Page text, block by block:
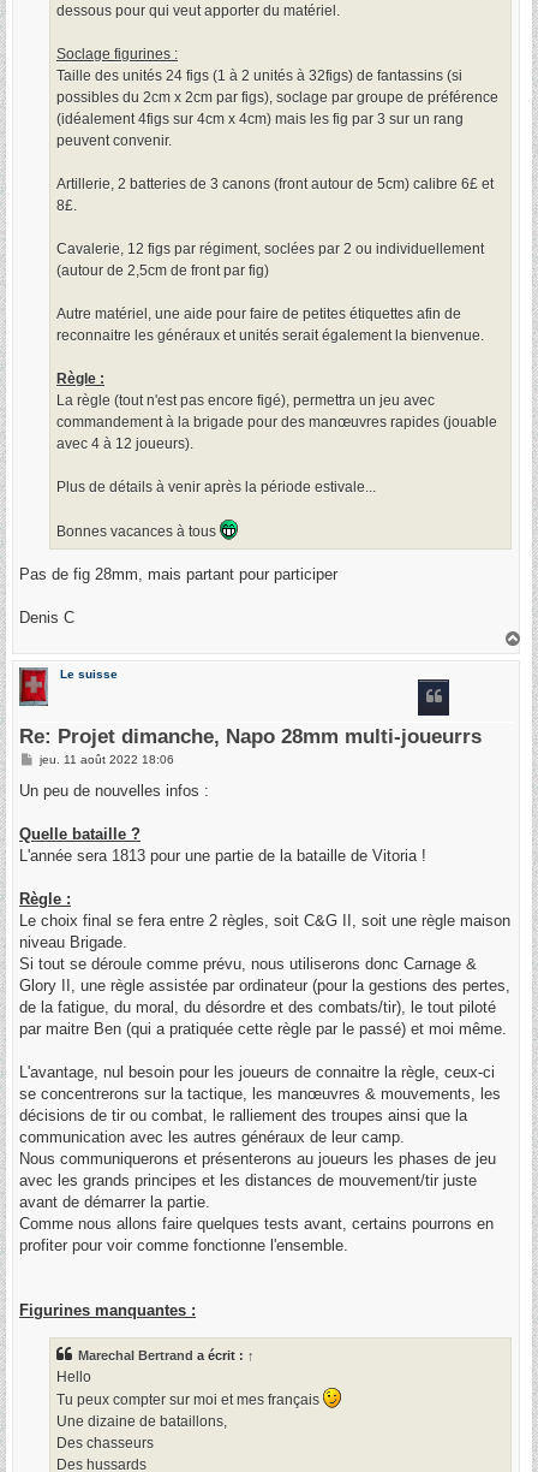
dessous pour qui veut apporter du matériel.
Soclage figurines :
Taille des unités 24 figs (1 à 2 unités à 32figs) de fantassins (si
possibles du 2cm x 2cm par figs), soclage par groupe de préférence
(idéalement 4figs sur 4cm x 4cm) mais les fig par 3 sur un rang
peuvent convenir.
Artillerie, 2 batteries de 3 canons (front autour de 5cm) calibre 6£ et
8£.
Cavalerie, 12 figs par régiment, soclées par 2 ou individuellement
(autour de 2,5cm de front par fig)
Autre matériel, une aide pour faire de petites étiquettes afin de
reconnaitre les généraux et unités serait également la bienvenue.
Règle :
La règle (tout n'est pas encore figé), permettra un jeu avec
commandement à la brigade pour des manœuvres rapides (jouable
avec 4 à 12 joueurs).
Plus de détails à venir après la période estivale...
Bonnes vacances à tous
Pas de fig 28mm, mais partant pour participer
Denis C
H
Le suisse
Re: Projet dimanche, Napo 28mm multi-joueurrs
M
s
g
e
jeu. 11 août 2022 18:06
Un peu de nouvelles infos :
Quelle bataille ?
L'année sera 1813 pour une partie de la bataille de Vitoria !
Règle :
Le choix final se fera entre 2 règles, soit C&G II, soit une règle maison
niveau Brigade.
Si tout se déroule comme prévu, nous utiliserons donc Carnage &
Glory II, une règle assistée par ordinateur (pour la gestions des pertes,
de la fatigue, du moral, du désordre et des combats/tir), le tout piloté
par maitre Ben (qui a pratiquée cette règle par le passé) et moi même.
L'avantage, nul besoin pour les joueurs de connaitre la règle, ceux-ci
se concentrerons sur la tactique, les manœuvres & mouvements, les
décisions de tir ou combat, le ralliement des troupes ainsi que la
communication avec les autres généraux de leur camp.
Nous communiquerons et présenterons au joueurs les phases de jeu
avec les grands principes et les distances de mouvement/tir juste
avant de démarrer la partie.
Comme nous allons faire quelques tests avant, certains pourrons en
profiter pour voir comme fonctionne l'ensemble.
Figurines manquantes :
Marechal Bertrand a écrit : ↑
Hello
Tu peux compter sur moi et mes français
Une dizaine de bataillons,
Des chasseurs
Des hussards